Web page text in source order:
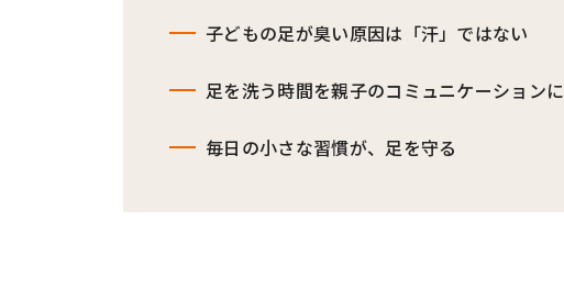
子どもの足が臭い原因は「汗」ではない
足を洗う時間を親子のコミュニケーションに
毎日の小さな習慣が、足を守る